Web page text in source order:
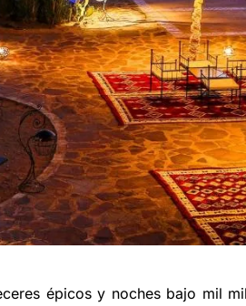
épicos y noches bajo mil